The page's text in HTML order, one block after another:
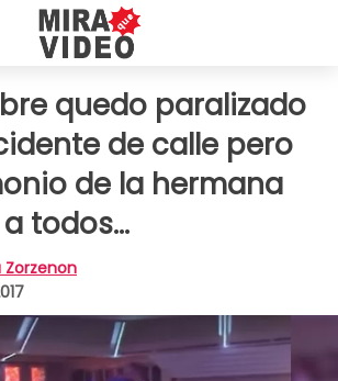
quedo paralizado
de calle pero
de la hermana
todos...
Zorzenon